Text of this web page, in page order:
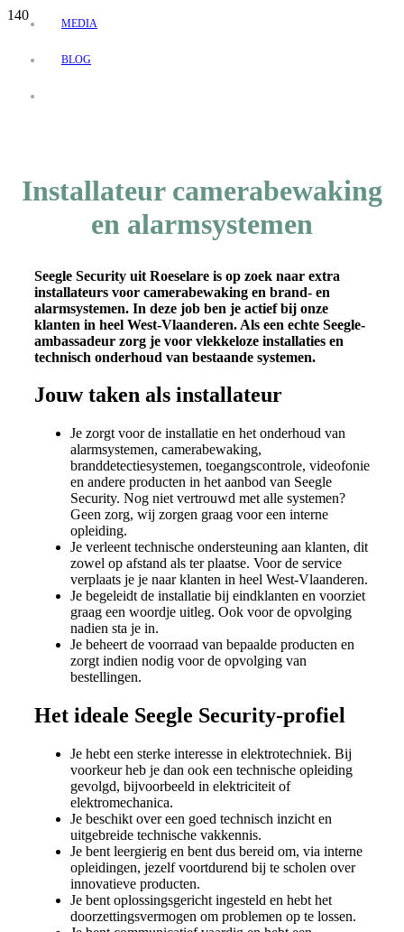
MEDIA
BLOG
Installateur camerabewaking
en alarmsystemen
Seegle Security uit Roeselare is op zoek naar extra
installateurs voor camerabewaking en brand- en
alarmsystemen. In deze job ben je actief bij onze
klanten in heel West-Vlaanderen. Als een echte Seegle-
ambassadeur zorg je voor vlekkeloze installaties en
technisch onderhoud van bestaande systemen.
Jouw taken als installateur
Je zorgt voor de installatie en het onderhoud van
alarmsystemen, camerabewaking,
branddetectiesystemen, toegangscontrole, videofonie
en andere producten in het aanbod van Seegle
Security. Nog niet vertrouwd met alle systemen?
Geen zorg, wij zorgen graag voor een interne
opleiding.
Je verleent technische ondersteuning aan klanten, dit
zowel op afstand als ter plaatse. Voor de service
verplaats je je naar klanten in heel West-Vlaanderen.
Je begeleidt de installatie bij eindklanten en voorziet
graag een woordje uitleg. Ook voor de opvolging
nadien sta je in.
Je beheert de voorraad van bepaalde producten en
zorgt indien nodig voor de opvolging van
bestellingen.
Het ideale Seegle Security-profiel
Je hebt een sterke interesse in elektrotechniek. Bij
voorkeur heb je dan ook een technische opleiding
gevolgd, bijvoorbeeld in elektriciteit of
elektromechanica.
Je beschikt over een goed technisch inzicht en
uitgebreide technische vakkennis.
Je bent leergierig en bent dus bereid om, via interne
opleidingen, jezelf voortdurend bij te scholen over
innovatieve producten.
Je bent oplossingsgericht ingesteld en hebt het
doorzettingsvermogen om problemen op te lossen.